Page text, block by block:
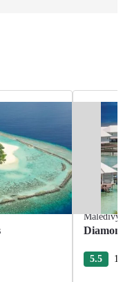
Maledivy
5.5